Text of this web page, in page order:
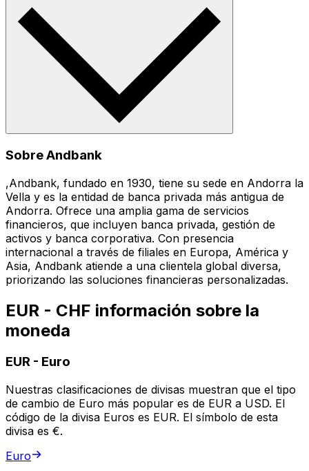
Sobre Andbank
,Andbank, fundado en 1930, tiene su sede en Andorra la
Vella y es la entidad de banca privada más antigua de
Andorra. Ofrece una amplia gama de servicios
financieros, que incluyen banca privada, gestión de
activos y banca corporativa. Con presencia
internacional a través de filiales en Europa, América y
Asia, Andbank atiende a una clientela global diversa,
priorizando las soluciones financieras personalizadas.
EUR - CHF información sobre la
moneda
EUR - Euro
Nuestras clasificaciones de divisas muestran que el tipo
de cambio de Euro más popular es de EUR a USD. El
código de la divisa Euros es EUR. El símbolo de esta
divisa es €.
Euro